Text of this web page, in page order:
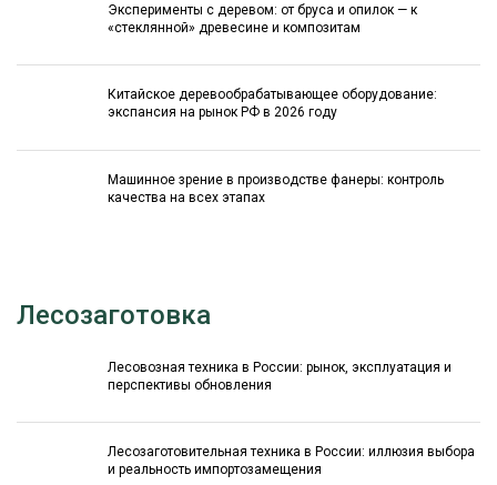
Эксперименты с деревом: от бруса и опилок — к
«стеклянной» древесине и композитам
Китайское деревообрабатывающее оборудование:
экспансия на рынок РФ в 2026 году
Машинное зрение в производстве фанеры: контроль
качества на всех этапах
Лесозаготовка
Лесовозная техника в России: рынок, эксплуатация и
перспективы обновления
Лесозаготовительная техника в России: иллюзия выбора
и реальность импортозамещения